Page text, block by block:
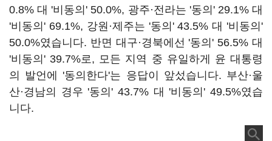
0.8% 대 '비동의' 50.0%, 광주·전라는 '동의' 29.1% 대
'비동의' 69.1%, 강원·제주는 '동의' 43.5% 대 '비동의'
50.0%였습니다. 반면 대구·경북에선 '동의' 56.5% 대
'비동의' 39.7%로, 모든 지역 중 유일하게 윤 대통령
의 발언에 '동의한다'는 응답이 앞섰습니다. 부산·울
산·경남의 경우 '동의' 43.7% 대 '비동의' 49.5%였습
니다.